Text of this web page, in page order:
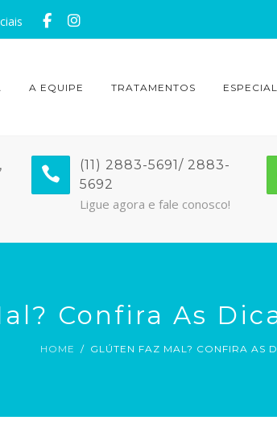
A EQUIPE TRATAMENTOS
(11) 2883-5691/ 2883-
5692
Ligue agora e fale conosco!
Confira As
HOME GLÚTEN FAZ MAL? CONFIRA AS